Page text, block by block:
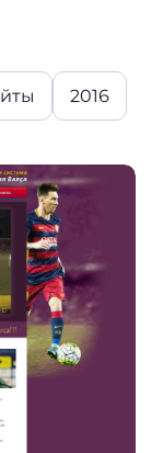
2016